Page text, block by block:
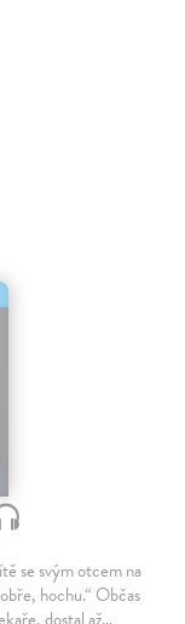
se svým otcem na
hochu.“ Občas